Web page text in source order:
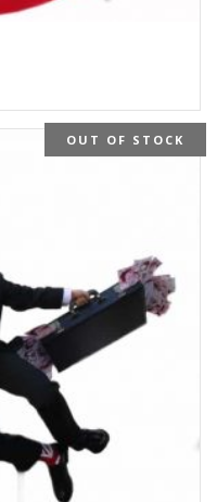
OUT OF STOCK